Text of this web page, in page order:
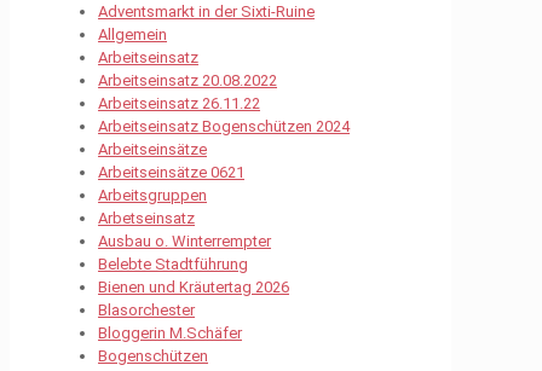
Adventsmarkt in der Sixti-Ruine
Allgemein
Arbeitseinsatz
Arbeitseinsatz 20.08.2022
Arbeitseinsatz 26.11.22
Arbeitseinsatz Bogenschützen 2024
Arbeitseinsätze
Arbeitseinsätze 0621
Arbeitsgruppen
Arbetseinsatz
Ausbau o. Winterrempter
Belebte Stadtführung
Bienen und Kräutertag 2026
Blasorchester
Bloggerin M.Schäfer
Bogenschützen